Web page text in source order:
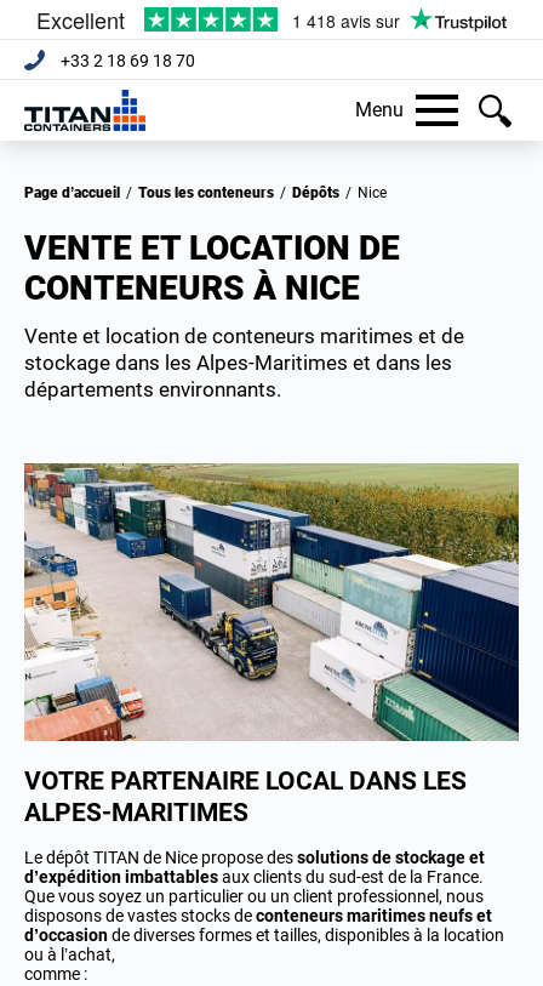
+33 2 18 69 18 70
Menu
Page d’accueil / Tous les conteneurs / Dépôts / Nice
VENTE ET LOCATION DE
CONTENEURS À NICE
Vente et location de conteneurs maritimes et de
stockage dans les Alpes-Maritimes et dans les
départements environnants.
VOTRE PARTENAIRE LOCAL DANS LES
ALPES-MARITIMES
Le dépôt TITAN de Nice propose dessolutions de stockage et
d’expédition imbattablesaux clients du sud-est de la France.
Que vous soyez un particulier ou un client professionnel, nous
disposons de vastes stocks deconteneurs maritimes neufs et
d’occasionde diverses formes et tailles, disponibles à la location
ou à l’achat,
comme :